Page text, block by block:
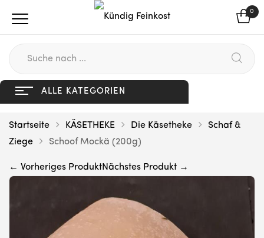
0
ALLE KATEGORIEN
Startseite KÄSETHEKE Die Käsetheke
Schaf &
Ziege
Schoof Mockä (200g)
← Vorheriges ProduktNächstes Produkt →